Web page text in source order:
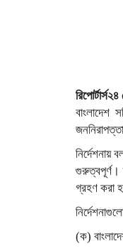
বাংলাদেশ
নির্দেশনায়
গুরুত্বপূর্ণ।
গ্রহণ করা
(ক)